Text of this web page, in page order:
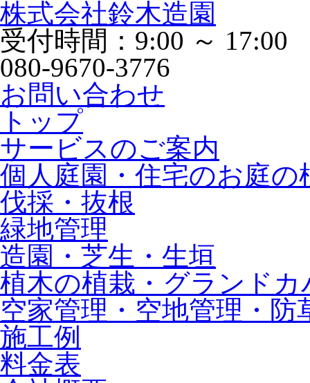
株式会社鈴木造園
受付時間：9:00 ～ 17:00
080-9670-3776
お問い合わせ
トップ
サービスのご案内
個人庭園・住宅のお庭の
伐採・抜根
緑地管理
造園・芝生・生垣
植木の植栽・グランドカ
空家管理・空地管理・防
施工例
料金表